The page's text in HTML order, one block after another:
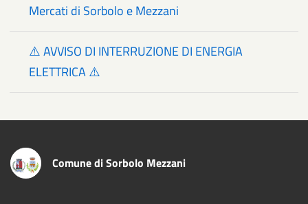
Mercati di Sorbolo e Mezzani
⚠️ AVVISO DI INTERRUZIONE DI ENERGIA
ELETTRICA ⚠️
Comune di Sorbolo Mezzani